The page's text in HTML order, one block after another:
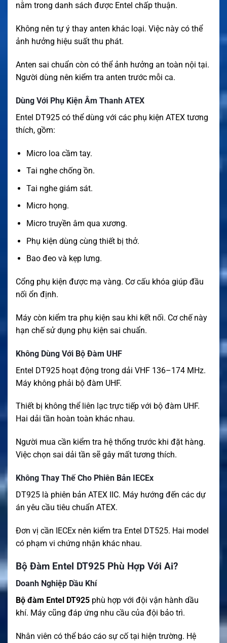
nằm trong danh sách được Entel chấp thuận.
Không nên tự ý thay anten khác loại. Việc này có thể
ảnh hưởng hiệu suất thu phát.
Anten sai chuẩn còn có thể ảnh hưởng an toàn nội tại.
Người dùng nên kiểm tra anten trước mỗi ca.
Dùng Với Phụ Kiện Âm Thanh ATEX
Entel DT925 có thể dùng với các phụ kiện ATEX tương
thích, gồm:
Micro loa cầm tay.
Tai nghe chống ồn.
Tai nghe giám sát.
Micro họng.
Micro truyền âm qua xương.
Phụ kiện dùng cùng thiết bị thở.
Bao đeo và kẹp lưng.
Cổng phụ kiện được mạ vàng. Cơ cấu khóa giúp đầu
nối ổn định.
Máy còn kiểm tra phụ kiện sau khi kết nối. Cơ chế này
hạn chế sử dụng phụ kiện sai chuẩn.
Không Dùng Với Bộ Đàm UHF
Entel DT925 hoạt động trong dải VHF 136–174 MHz.
Máy không phải bộ đàm UHF.
Thiết bị không thể liên lạc trực tiếp với bộ đàm UHF.
Hai dải tần hoàn toàn khác nhau.
Người mua cần kiểm tra hệ thống trước khi đặt hàng.
Việc chọn sai dải tần sẽ gây mất tương thích.
Không Thay Thế Cho Phiên Bản IECEx
DT925 là phiên bản ATEX IIC. Máy hướng đến các dự
án yêu cầu tiêu chuẩn ATEX.
Đơn vị cần IECEx nên kiểm tra Entel DT525. Hai model
có phạm vi chứng nhận khác nhau.
Bộ Đàm Entel DT925 Phù Hợp Với Ai?
Doanh Nghiệp Dầu Khí
Bộ đàm Entel DT925 phù hợp với đội vận hành dầu
khí. Máy cũng đáp ứng nhu cầu của đội bảo trì.
Nhân viên có thể báo cáo sự cố tại hiện trường. Hệ